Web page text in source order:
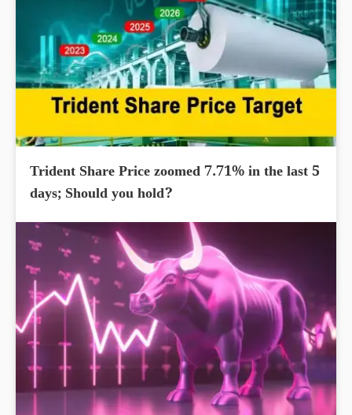
Trident Share Price zoomed 7.71% in the last 5
days; Should you hold?